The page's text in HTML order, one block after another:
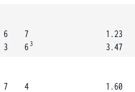
6
3
7
6 3
1.23
3.47
7
4
1.60